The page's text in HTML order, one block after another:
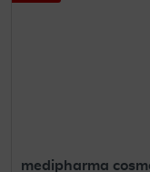
medipharma